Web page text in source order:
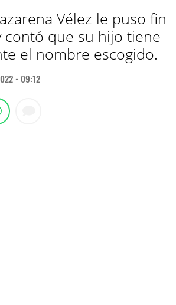
Vélez le puso fin
contó que su hijo tiene
el nombre escogido.
- 09:12